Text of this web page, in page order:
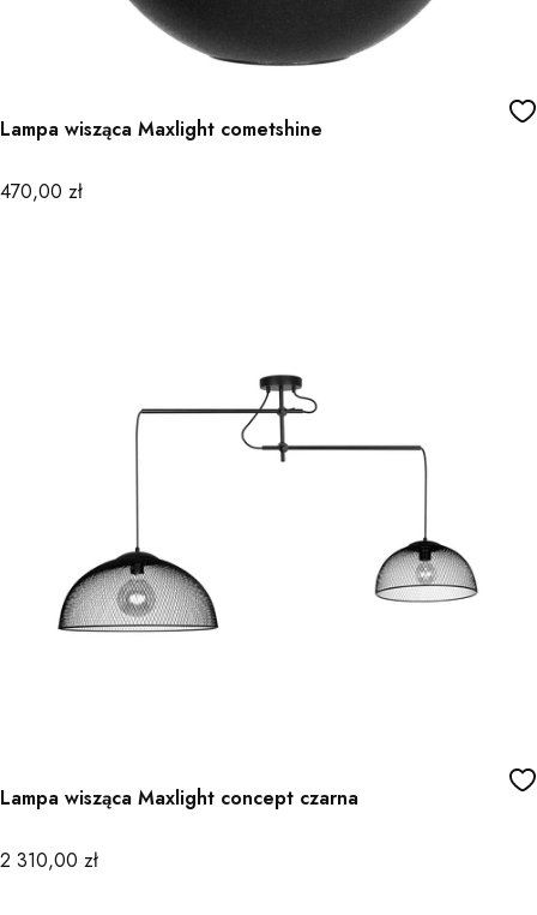
Lampa wisząca Maxlight cometshine
Cena
470,00 zł
Lampa wisząca Maxlight concept czarna
Cena
2 310,00 zł